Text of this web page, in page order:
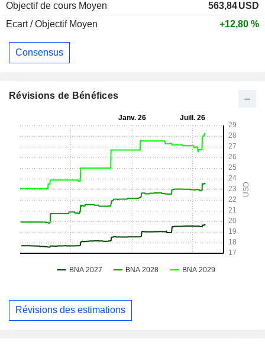
Objectif de cours Moyen
563,84USD
Ecart / Objectif Moyen
+12,80 %
Consensus
Révisions de Bénéfices
Révisions des estimations